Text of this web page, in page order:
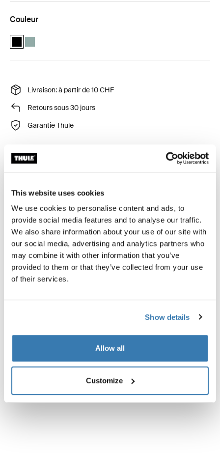
This website uses cookies
We use cookies to personalise content and ads, to
provide social media features and to analyse our traffic.
We also share information about your use of our site with
our social media, advertising and analytics partners who
may combine it with other information that you’ve
provided to them or that they’ve collected from your use
of their services.
Show details
Allow all
Customize
Couleur
Thule Gauntlet MacBook Pro® sleeve 16" Noir (selected)
Thule Gauntlet MacBook Pro® sleeve 16" Vert brumeux
Livraison: à partir de 10 CHF
Retours sous 30 jours
Garantie Thule
Une housse moulée sur mesure avec protection robuste
Toggle overview
Description du produit
Toggle features
Toutes les caractéristiques
Toggle techspec
Caractéristiques techniques
Toggle overview